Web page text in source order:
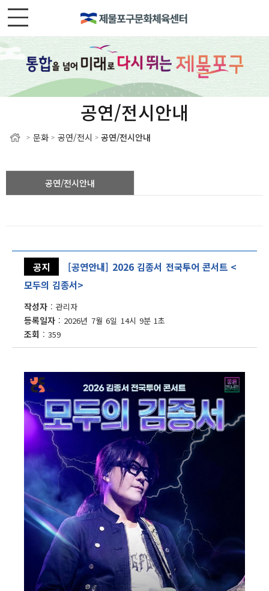
공연/전시안내
> 문화 > 공연/전시 > 공연/전시안내
공연/전시안내
공지
[공연안내] 2026 김종서 전국투어 콘서트 <
모두의 김종서>
작성자 관리자
등록일자 2026년 7월 6일 14시 9분 1초
조회 359